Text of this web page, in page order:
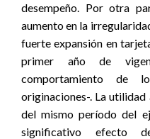
desempeño. Por otra
aumento en la
fuerte expansión en
primer año de
comportamiento de
originaciones-. La utilidad
del mismo período del
significativo efecto